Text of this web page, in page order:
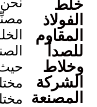
مصنِّعي
الخلط
الصناعية
حيث
مختلفة
مختلف